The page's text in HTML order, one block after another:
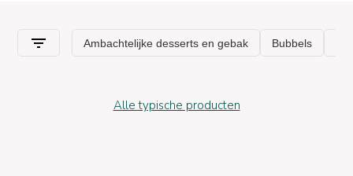
Alle typische producten